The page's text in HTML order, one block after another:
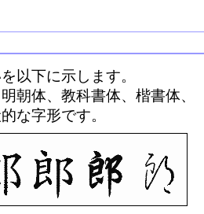
以下に示します。
朝体、教科書体、楷書体、
な字形です。